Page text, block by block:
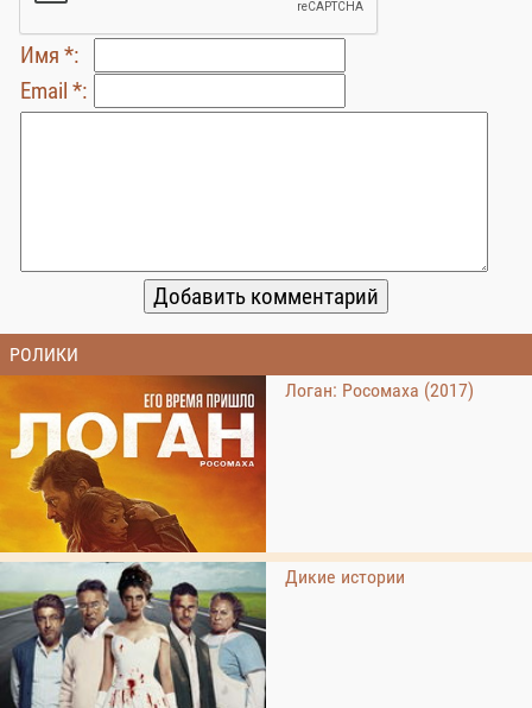
Имя *:
Email *:
РОЛИКИ
Логан: Росомаха (2017)
Дикие истории